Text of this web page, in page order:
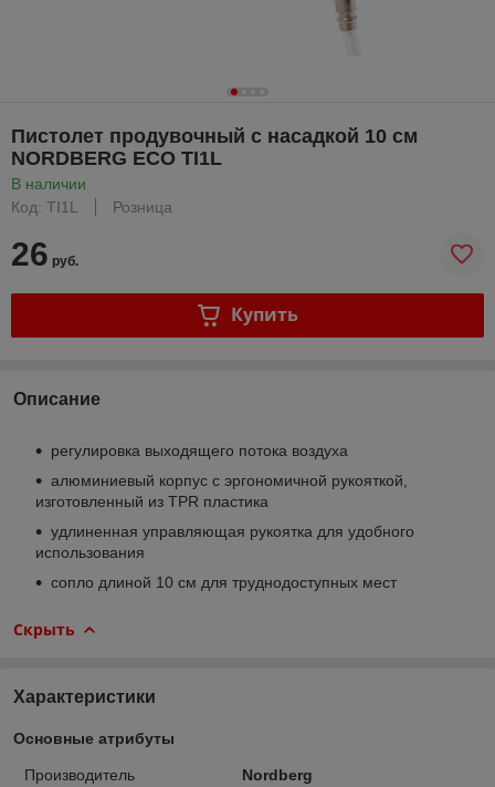
Пистолет продувочный с насадкой 10 см
NORDBERG ECO TI1L
В наличии
Код: TI1L
Розница
26 руб.
Купить
Описание
регулировка выходящего потока воздуха
алюминиевый корпус с эргономичной рукояткой,
изготовленный из TPR пластика
удлиненная управляющая рукоятка для удобного
использования
сопло длиной 10 см для труднодоступных мест
Скрыть
Характеристики
Основные атрибуты
Производитель
Nordberg